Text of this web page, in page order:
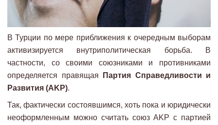
В Турции по мере приближения к очередным выборам
активизируется внутриполитическая борьба. В
частности, со своими союзниками и противниками
определяется правящая
Партия Справедливости и
Развития (AKP).
Так, фактически состоявшимся, хоть пока и юридически
неоформленным можно считать союз AKP с партией